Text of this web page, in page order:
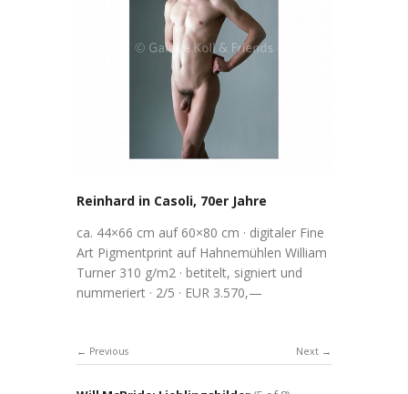
Reinhard in Casoli, 70er Jahre
ca. 44×66 cm auf 60×80 cm · digitaler Fine
Art Pigmentprint auf Hahnemühlen William
Turner 310 g/m2 · betitelt, signiert und
nummeriert · 2/5 · EUR 3.570,—
Next
Previous